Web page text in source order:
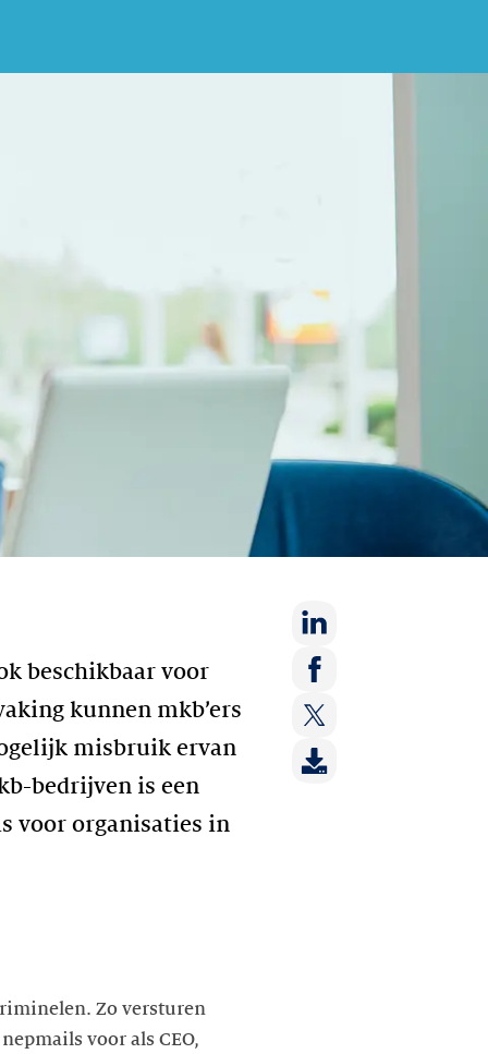
beschikbaar voor
kunnen mkb’ers
misbruik ervan
bedrijven is een
voor organisaties in
Deel
op:
LinkedIn
Deel
op:
Facebook
Deel
op:
Zo versturen
voor als CEO,